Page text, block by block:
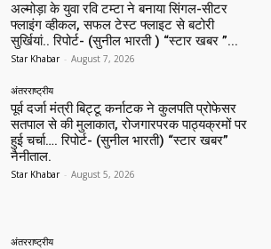
अल्मोड़ा के युवा रवि टम्टा ने बनाया सिंगल-सीटर
फ्लाइंग व्हीकल, सफल टेस्ट फ्लाइट से बटोरी
सुर्खियां.. रिपोर्ट- (सुनील भारती ) “स्टार खबर ”...
Star Khabar - August 7, 2026
अंतरराष्ट्रीय
पूर्व दर्जा मंत्री बिट्टू कर्नाटक ने कुलपति प्रोफेसर
सतपाल से की मुलाकात, रोजगारपरक पाठ्यक्रमों पर
हुई चर्चा…. रिपोर्ट- (सुनील भारती) “स्टार खबर”
नैनीताल.
Star Khabar - August 5, 2026
अंतरराष्ट्रीय